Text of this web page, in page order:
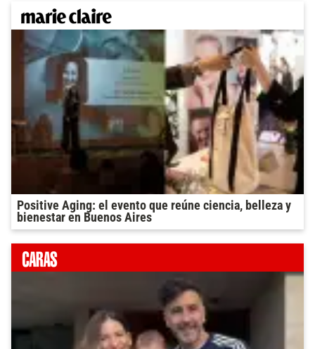
Positive Aging: el evento que reúne ciencia, belleza y
bienestar en Buenos Aires